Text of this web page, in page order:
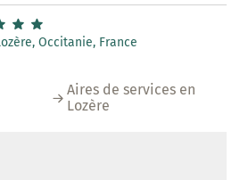
Occitanie, France
Aires de services en
Lozère